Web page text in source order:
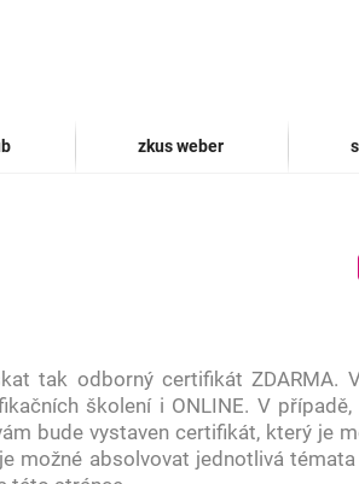
zkus weber
tak odborný certifikát ZDARMA.
školení i ONLINE. V
bude vystaven certifikát, který je
možné absolvovat jednotlivá